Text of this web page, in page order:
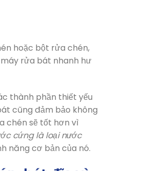
hoặc bột rửa chén,
rửa bát nhanh hư
thành phần thiết yếu
cũng đảm bảo không
chén sẽ tốt hơn vì
cứng là loại nước
năng cơ bản của nó.